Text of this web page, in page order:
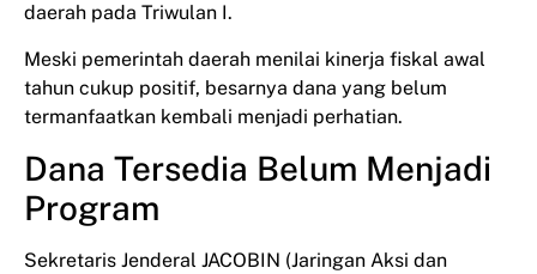
daerah pada Triwulan I.
Meski pemerintah daerah menilai kinerja fiskal awal
tahun cukup positif, besarnya dana yang belum
termanfaatkan kembali menjadi perhatian.
Dana Tersedia Belum Menjadi
Program
Sekretaris Jenderal JACOBIN (Jaringan Aksi dan